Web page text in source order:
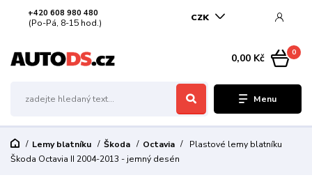
Menu
CZK
+420 608 980 480
(Po-Pá, 8-15 hod.)
0
0,00 Kč
Lemy blatníku Škoda Octavia
Plastové lemy blatníku
Škoda Octavia II 2004-2013 - jemný desén